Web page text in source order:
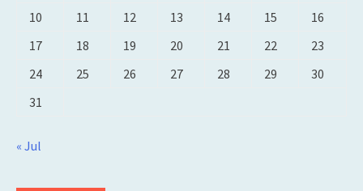
10
11 12 13 14 15
16
17
18 19 20 21 22
23
24
25 26 27 28 29
30
31
« Jul